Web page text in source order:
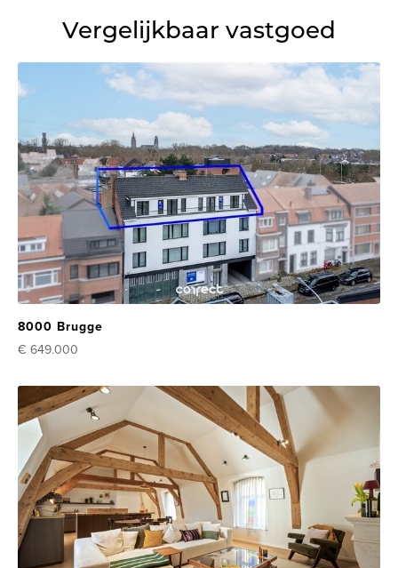
Vergelijkbaar vastgoed
8000 Brugge
€ 649.000